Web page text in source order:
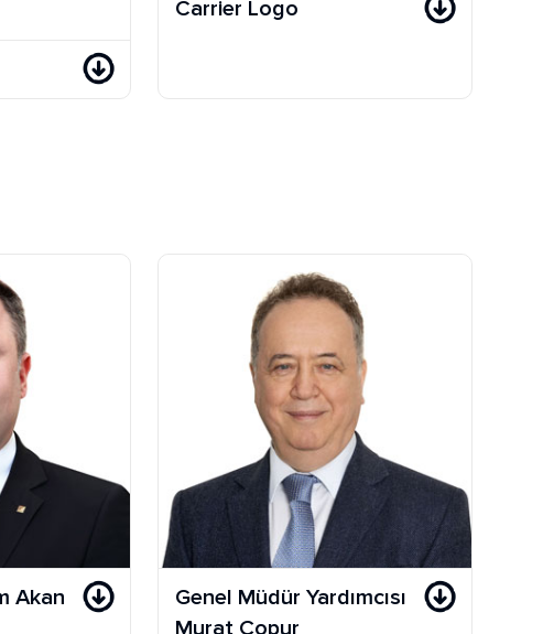
Carrier Logo
Akan
Genel Müdür Yardımcısı
Murat Çopur